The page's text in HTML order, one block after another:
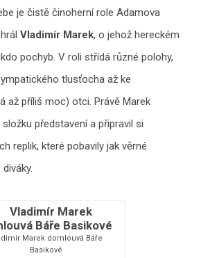
je čistě činoherní role Adamova
hrálVladimír Marek, o jehož hereckém
pochyb. V roli střídá různé polohy,
tlusťocha až ke
až příliš moc) otci. Právě Marek
představení a připravil si
replik, které pobavily jak věrné
Marek domlouvá Báře
Basikové